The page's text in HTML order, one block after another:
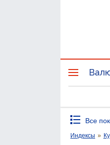
Все
Индексы »